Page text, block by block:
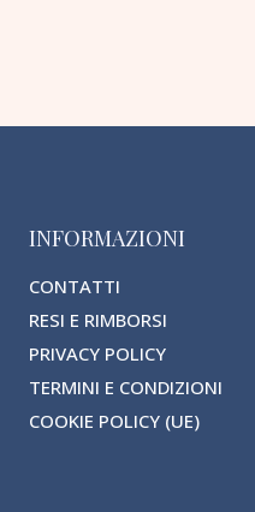
INFORMAZIONI
CONTATTI
RESI E RIMBORSI
PRIVACY POLICY
TERMINI E CONDIZIONI
COOKIE POLICY (UE)